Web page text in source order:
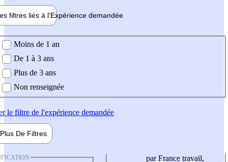
filtres liés à l'Expérience demandée
demandée
Moins de 1 an
De 1 à 3 ans
Plus de 3 ans
Non renseignée
le filtre de l'expérience demandée
Plus De Filtres
par France travail,